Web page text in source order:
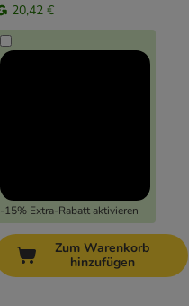
20,42 €
-15% Extra-Rabatt aktivieren
Zum Warenkorb
hinzufügen